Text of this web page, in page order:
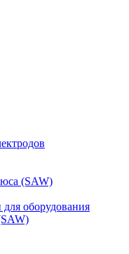
(SAW)
оборудования